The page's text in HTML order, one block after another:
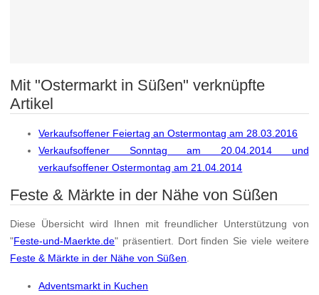
Mit "Ostermarkt in Süßen" verknüpfte
Artikel
Verkaufsoffener Feiertag an Ostermontag am 28.03.2016
Verkaufsoffener Sonntag am 20.04.2014 und
verkaufsoffener Ostermontag am 21.04.2014
Feste & Märkte in der Nähe von Süßen
Diese Übersicht wird Ihnen mit freundlicher Unterstützung von
"Feste-und-Maerkte.de" präsentiert. Dort finden Sie viele weitere
Feste & Märkte in der Nähe von Süßen.
Adventsmarkt in Kuchen